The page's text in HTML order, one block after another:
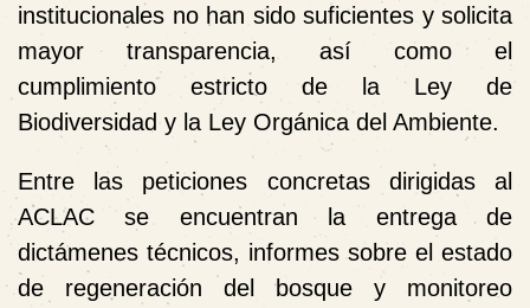
institucionales no han sido suficientes y solicita
mayor transparencia, así como el
cumplimiento estricto de la Ley de
Biodiversidad y la Ley Orgánica del Ambiente.
Entre las peticiones concretas dirigidas al
ACLAC se encuentran la entrega de
dictámenes técnicos, informes sobre el estado
de regeneración del bosque y monitoreo